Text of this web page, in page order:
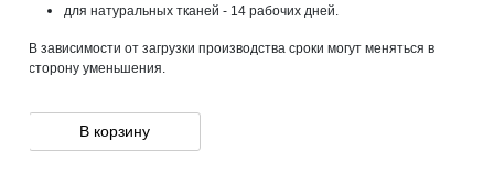
для натуральных тканей - 14 рабочих дней.
В зависимости от загрузки производства сроки могут меняться в
сторону уменьшения.
В корзину